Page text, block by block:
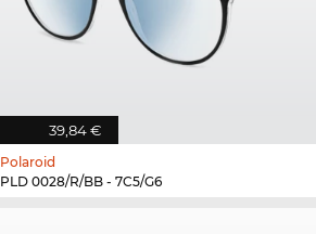
39,84 €
Polaroid
PLD 0028/R/BB - 7C5/G6